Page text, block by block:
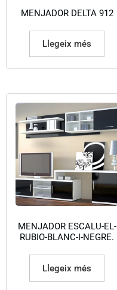
MENJADOR DELTA 912
Llegeix més
MENJADOR ESCALU-EL-
RUBIO-BLANC-I-NEGRE.
Llegeix més